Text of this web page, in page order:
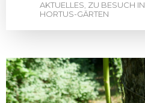
AKTUELLES, ZU BESUCH IN
HORTUS-GÄRTEN